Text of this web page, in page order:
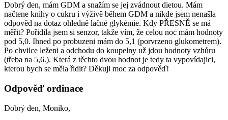
Dobrý den, mám GDM a snažím se jej zvádnout dietou. Mám
načtene knihy o cukru i výživě během GDM a nikde jsem nenašla
odpověd na dotaz ohledně lačné glykémie. Kdy PŘESNĚ se má
měřit? Pořidila jsem si senzor, takže vím, že celou noc mám hodnoty
pod 5,0. Ihned po probuzeni mám do 5,1 (porvrzeno glukometrem).
Po chvilce leženi a odchodu do koupelny už jdou hodnoty vzhůru
(třeba na 5,6.). Která z těchto dvou hodnot je tedy ta vypovídajici,
kterou bych se měla řidit? Děkuji moc za odpověď!
Odpověď ordinace
Dobrý den, Moniko,